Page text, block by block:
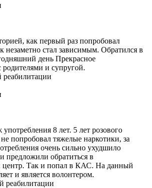
как первый раз попробовал
незаметно стал зависимым. Обратился в
день Прекрасное
и супругой.
8 лет. 5 лет розового
попробовал тяжелые наркотики, за
очень сильно ухудшило
предложили обратиться в
центр. Так и попал в КАС. На данный
и является волонтером.
реабилитации